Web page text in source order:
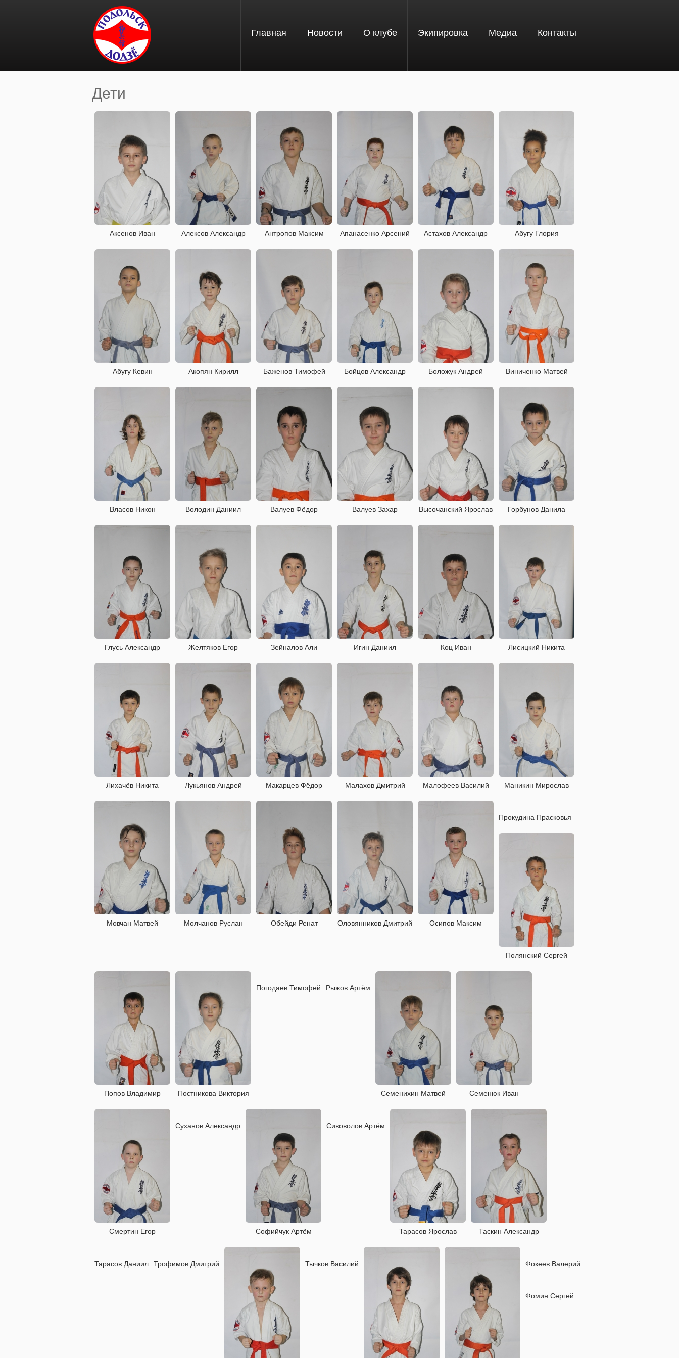
Перейти к основному содержанию
Главная Новости О клубе Экипировка Медиа Контакты
Дети
Вы здесь
Аксенов Иван Алексов Александр Антропов Максим Апанасенко Арсений Астахов Александр Абугу Глория
Абугу Кевин Акопян Кирилл Баженов Тимофей Бойцов Александр Боложук Андрей Виниченко Матвей
Власов Никон Володин Даниил Валуев Фёдор Валуев Захар Высочанский Ярослав Горбунов Данила
Глусь Александр Желтяков Егор Зейналов Али Игин Даниил Коц Иван Лисицкий Никита
Лихачёв Никита Лукьянов Андрей Макарцев Фёдор Малахов Дмитрий Малофеев Василий Маникин Мирослав
Мовчан Матвей Молчанов Руслан Обейди Ренат Оловянников Дмитрий Осипов Максим
Прокудина Прасковья
Полянский Сергей
Попов Владимир Постникова Виктория
Погодаев Тимофей Рыжов Артём
Семенихин Матвей Семенюк Иван
Смертин Егор
Суханов Александр
Софийчук Артём
Сивоволов Артём
Тарасов Ярослав Таскин Александр
Тарасов Даниил Трофимов Дмитрий Тычков Василий Фокеев Валерий
Фомин Сергей